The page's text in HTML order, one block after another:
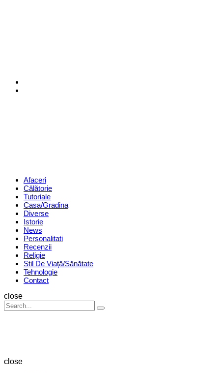
Menu Afaceri
Călătorie
Tutoriale
Casa/Gradina
Diverse
Istorie
News
Personalitati
Recenzii
Religie
Stil De Viaţă/Sănătate
Tehnologie
Contact
Search
close
Search
for:
Search
close